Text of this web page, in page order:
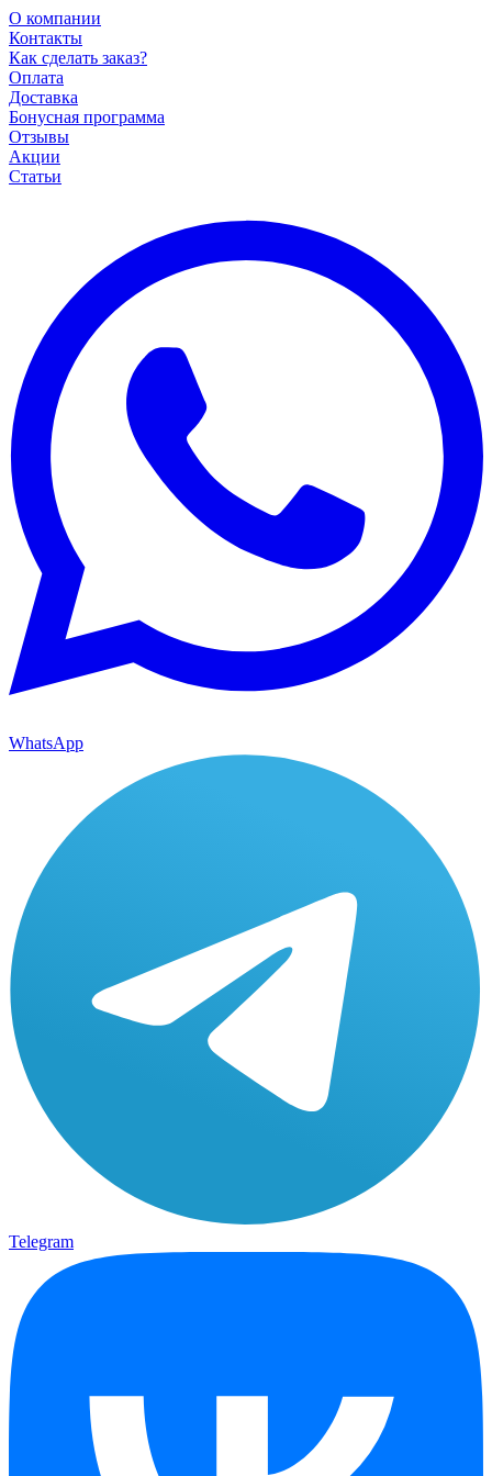
О компании
Контакты
Как сделать заказ?
Оплата
Доставка
Бонусная программа
Отзывы
Акции
Статьи
WhatsApp
Telegram